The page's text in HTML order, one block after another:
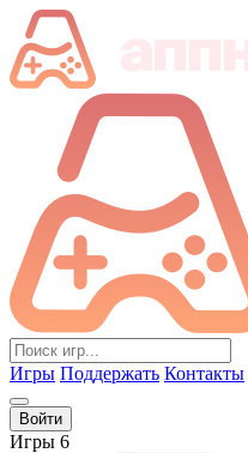
Игры Поддержать Контакты
Войти
Игры 6